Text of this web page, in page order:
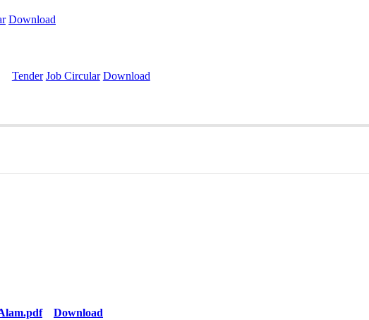
Download
Tender Job Circular Download
Download